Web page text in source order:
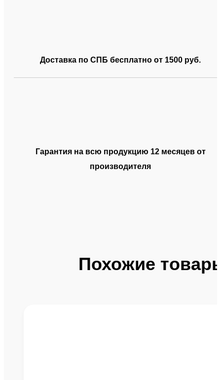
Доставка по СПБ бесплатно от 1500 руб.
Гарантия на всю продукцию 12 месяцев от
производителя
Похожие